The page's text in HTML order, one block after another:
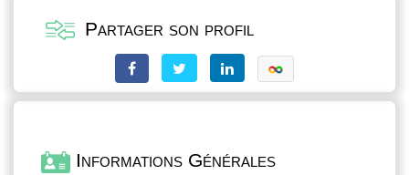
Partager son profil
Informations Générales